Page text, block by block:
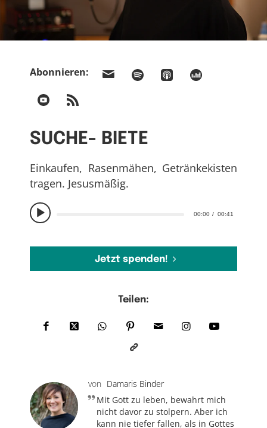
Abonnieren:
SUCHE- BIETE
00:00 00:41
Einkaufen, Rasenmähen, Getränkekisten
tragen. Jesusmäßig.
Jetzt spenden!
Teilen:
von Damaris Binder
Mit Gott zu leben, bewahrt mich
nicht davor zu stolpern. Aber ich
kann nie tiefer fallen, als in Gottes